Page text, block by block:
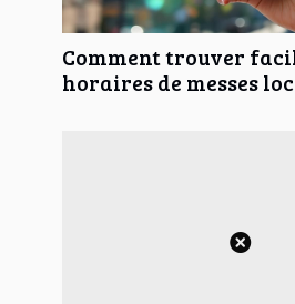
Comment trouver
horaires de messes